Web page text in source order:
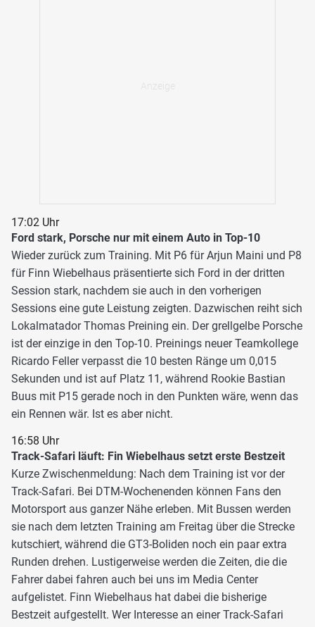
17:02 Uhr
Ford stark, Porsche nur mit einem Auto in Top-10
Wieder zurück zum Training. Mit P6 für Arjun Maini und P8
für Finn Wiebelhaus präsentierte sich Ford in der dritten
Session stark, nachdem sie auch in den vorherigen
Sessions eine gute Leistung zeigten. Dazwischen reiht sich
Lokalmatador Thomas Preining ein. Der grellgelbe Porsche
ist der einzige in den Top-10. Preinings neuer Teamkollege
Ricardo Feller verpasst die 10 besten Ränge um 0,015
Sekunden und ist auf Platz 11, während Rookie Bastian
Buus mit P15 gerade noch in den Punkten wäre, wenn das
ein Rennen wär. Ist es aber nicht.
16:58 Uhr
Track-Safari läuft: Fin Wiebelhaus setzt erste Bestzeit
Kurze Zwischenmeldung: Nach dem Training ist vor der
Track-Safari. Bei DTM-Wochenenden können Fans den
Motorsport aus ganzer Nähe erleben. Mit Bussen werden
sie nach dem letzten Training am Freitag über die Strecke
kutschiert, während die GT3-Boliden noch ein paar extra
Runden drehen. Lustigerweise werden die Zeiten, die die
Fahrer dabei fahren auch bei uns im Media Center
aufgelistet. Finn Wiebelhaus hat dabei die bisherige
Bestzeit aufgestellt. Wer Interesse an einer Track-Safari